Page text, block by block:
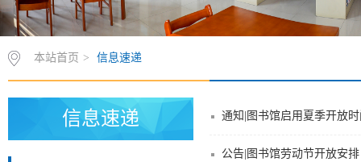
本站首页 > 信息速递
信息速递 通知|图书馆启用夏季开放
公告|图书馆劳动节开放安排